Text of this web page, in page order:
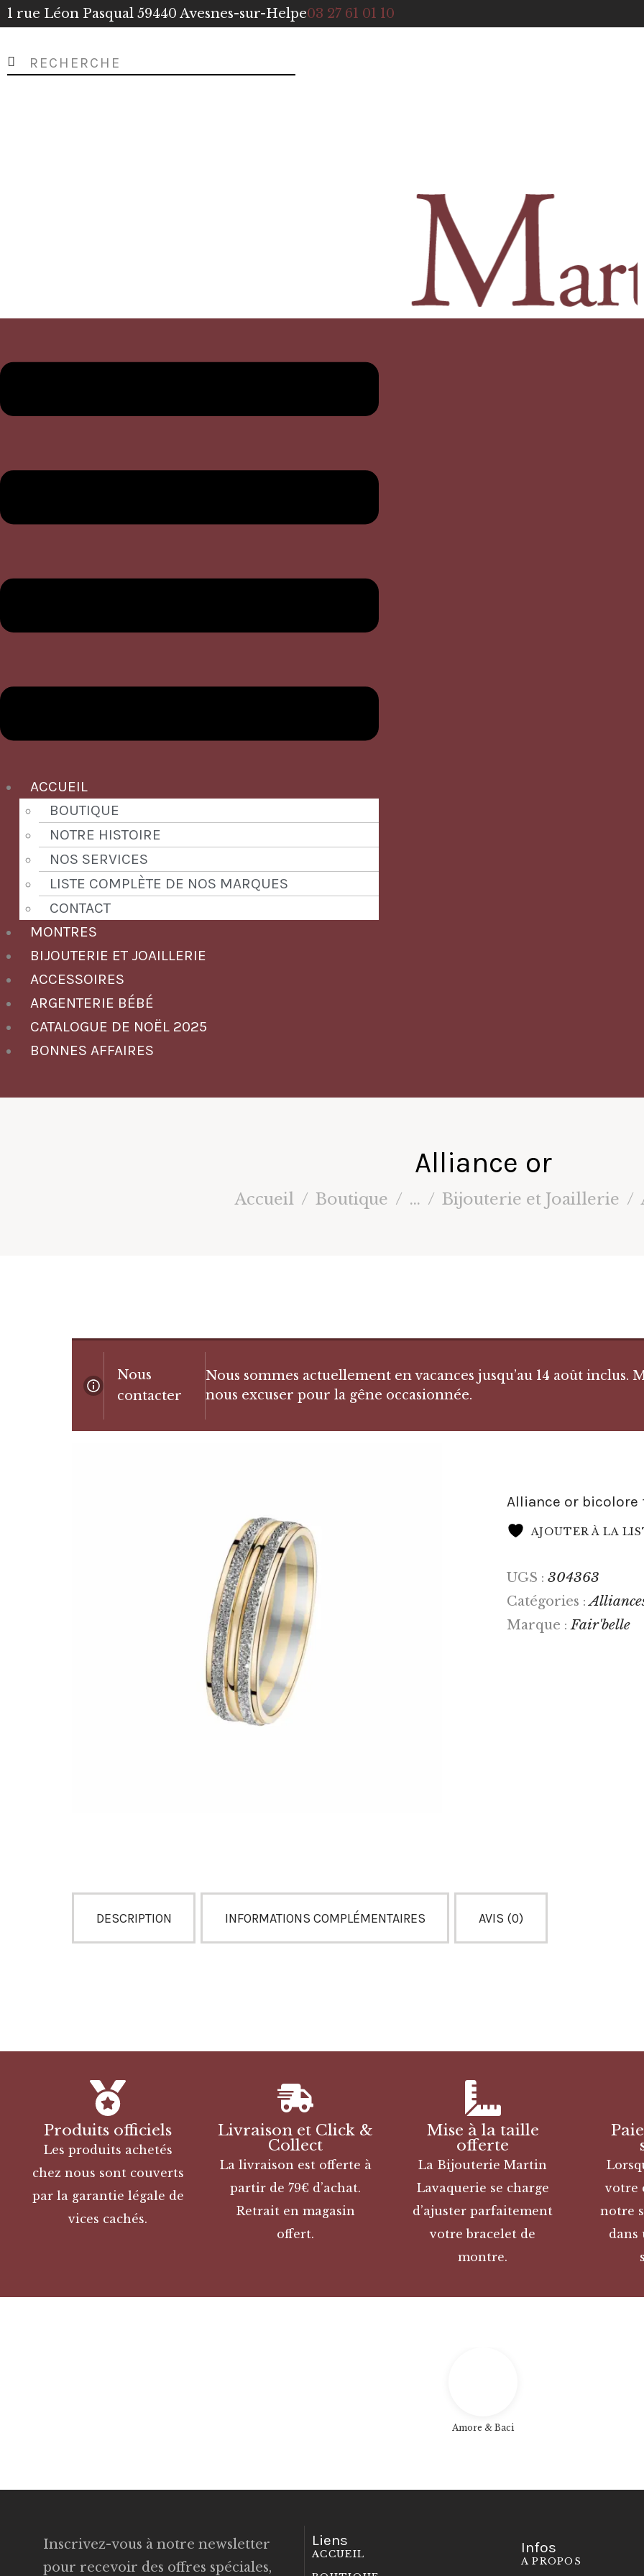
1 rue Léon Pasqual 59440 Avesnes-sur-Helpe03 27 61 01 10
ACCUEIL
BOUTIQUE
NOTRE HISTOIRE
NOS SERVICES
LISTE COMPLÈTE DE NOS MARQUES
CONTACT
MONTRES
BIJOUTERIE ET JOAILLERIE
ACCESSOIRES
ARGENTERIE BÉBÉ
CATALOGUE DE NOËL 2025
BONNES AFFAIRES
Alliance or
Accueil Boutique ... Bijouterie et Joaillerie
Nous
contacter
Nous sommes actuellement en vacances jusqu’au 14 août
nous excuser pour la gêne occasionnée.
Alliance or bicolore
AJOUTER À LA
UGS : 304363
Catégories :
Marque :Fair'belle
DESCRIPTION INFORMATIONS COMPLÉMENTAIRES AVIS (0)
Produits officiels
Les produits achetés
chez nous sont couverts
par la garantie légale de
vices cachés.
Livraison et Click &
Collect
La livraison est offerte à
partir de 79€ d’achat.
Retrait en magasin
offert.
Mise à la taille
offerte
La Bijouterie Martin
Lavaquerie se charge
d’ajuster parfaitement
votre bracelet de
montre.
votre
notre
dans
Amore & Baci
Inscrivez-vous à notre newsletter
pour recevoir des offres spéciales,
Liens
ACCUEIL
Infos
A PROPOS